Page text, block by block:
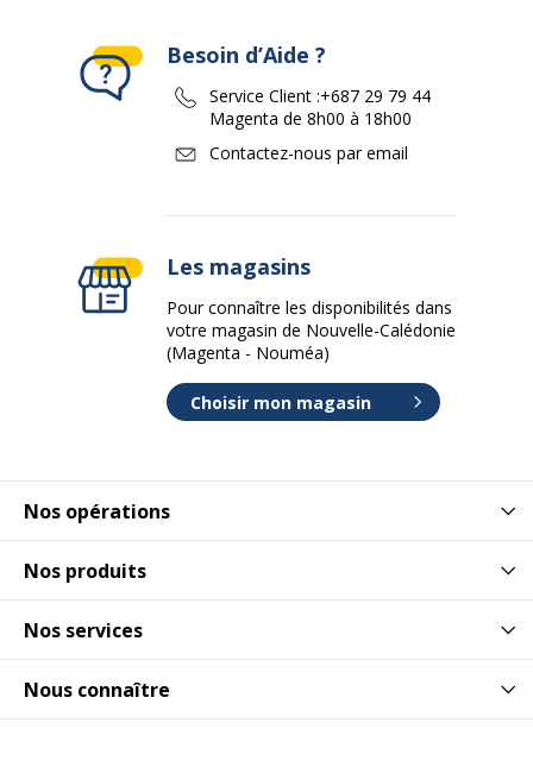
Nos opérations
Nos produits
Nos services
Nous connaître
Besoin d’Aide ?
Service Client :+687 29 79 44
Magenta de 8h00 à 18h00
Contactez-nous par email
Les magasins
Pour connaître les disponibilités dans
votre magasin de Nouvelle-Calédonie
(Magenta - Nouméa)
Choisir mon magasin